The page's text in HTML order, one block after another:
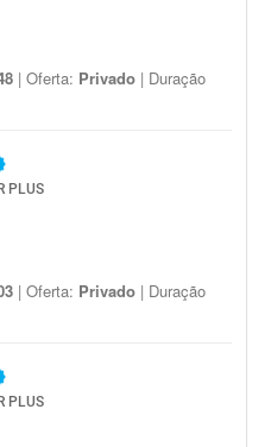
| Oferta: Privado | Duração
PLUS
| Oferta: Privado | Duração
PLUS